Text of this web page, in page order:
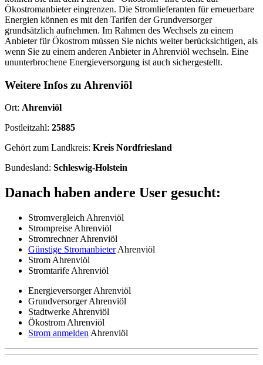
Ökostromanbieter eingrenzen. Die Stromlieferanten für erneuerbare
Energien können es mit den Tarifen der Grundversorger
grundsätzlich aufnehmen. Im Rahmen des Wechsels zu einem
Anbieter für Ökostrom müssen Sie nichts weiter berücksichtigen, als
wenn Sie zu einem anderen Anbieter in Ahrenviöl wechseln. Eine
ununterbrochene Energieversorgung ist auch sichergestellt.
Weitere Infos zu Ahrenviöl
Ort: Ahrenviöl
Postleitzahl: 25885
Gehört zum Landkreis: Kreis Nordfriesland
Bundesland: Schleswig-Holstein
Danach haben andere User gesucht:
Stromvergleich Ahrenviöl
Strompreise Ahrenviöl
Stromrechner Ahrenviöl
Günstige StromanbieterAhrenviöl
Strom Ahrenviöl
Stromtarife Ahrenviöl
Energieversorger Ahrenviöl
Grundversorger Ahrenviöl
Stadtwerke Ahrenviöl
Ökostrom Ahrenviöl
Strom anmelden Ahrenviöl